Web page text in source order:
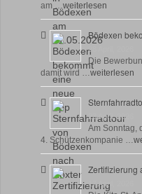
am …weiterlesen
Bödexen
28 April, 2026
Die
damit wird …weiterlesen
23 April, 2026
Am Sonntag,
4. Schützenkompanie …
Zertifizierung
17 April, 2026